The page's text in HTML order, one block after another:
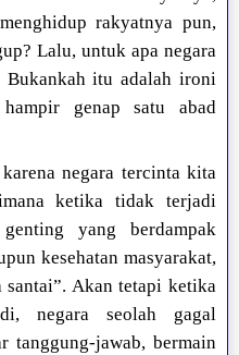
rakyatnya pun,
Lalu, untuk apa negara
itu adalah ironi
genap satu abad
negara tercinta kita
ketika tidak terjadi
yang berdampak
kesehatan masyarakat,
santai”. Akan tetapi ketika
negara seolah gagal
tanggung-jawab, bermain